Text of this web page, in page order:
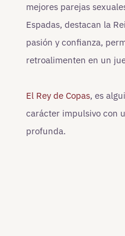
mejores parejas
Espadas, destacan la
pasión y confianza,
retroalimenten en un
El Rey de Copas, es
carácter impulsivo con
profunda.